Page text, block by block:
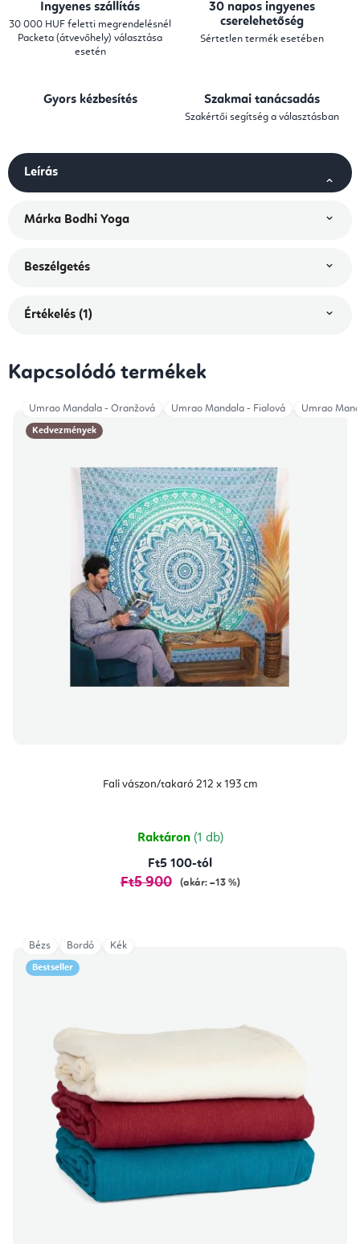
Ingyenes szállítás
30 000 HUF feletti megrendelésnél
Packeta (átvevőhely) választása
esetén
30 napos ingyenes
cserelehetőség
Sértetlen termék esetében
Gyors kézbesítés Szakmai tanácsadás
Szakértői segítség a választásban
Leírás
Márka Bodhi Yoga
Beszélgetés
Értékelés (1)
Kapcsolódó termékek
Kedvezmények
Fali vászon/takaró 212 x 193 cm
Raktáron (1 db)
Ft5 100-tól
Ft5 900 (akár: –13 %)
Umrao Mandala - Oranžová Umrao Mandala - Fialová Umrao
Bestseller
Bézs Bordó Kék